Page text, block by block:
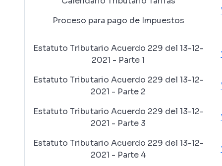
Proceso para pago de Impuestos
Estatuto Tributario Acuerdo 229 del 13-12-
2021 - Parte 1
Estatuto Tributario Acuerdo 229 del 13-12-
2021 - Parte 2
Estatuto Tributario Acuerdo 229 del 13-12-
2021 - Parte 3
Estatuto Tributario Acuerdo 229 del 13-12-
2021 - Parte 4